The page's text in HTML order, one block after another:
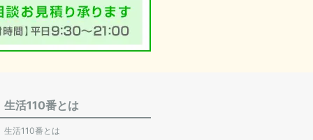
生活110番とは
生活110番とは